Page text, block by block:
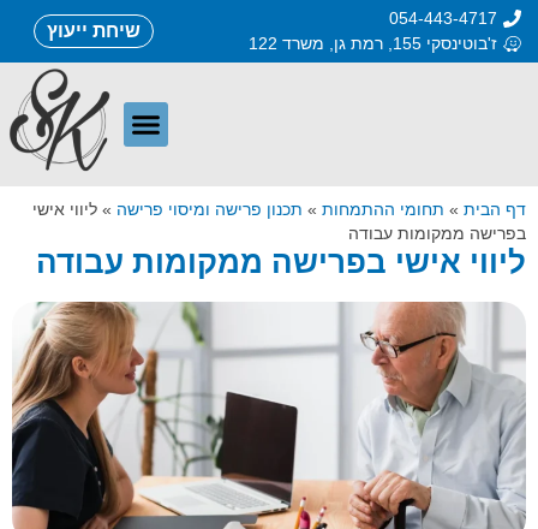
שיחת ייעוץ
054-443-4717
ז'בוטינסקי 155, רמת גן, משרד 122
דף הבית » תחומי ההתמחות » תכנון פרישה ומיסוי פרישה » ליווי אישי
בפרישה ממקומות עבודה
ליווי אישי בפרישה ממקומות עבודה